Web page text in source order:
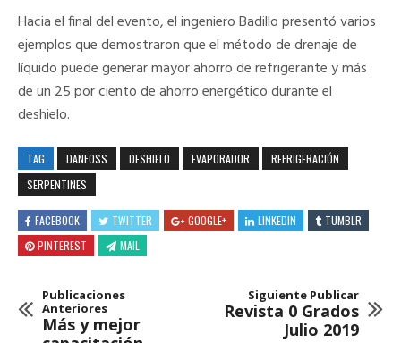
Hacia el final del evento, el ingeniero Badillo presentó varios
ejemplos que demostraron que el método de drenaje de
líquido puede generar mayor ahorro de refrigerante y más
de un 25 por ciento de ahorro energético durante el
deshielo.
TAG DANFOSS DESHIELO EVAPORADOR
REFRIGERACIÓN
SERPENTINES
FACEBOOK TWITTER GOOGLE+ LINKEDIN
TUMBLR
PINTEREST
MAIL
Publicaciones
Anteriores
Más y mejor
Siguiente Publicar
Revista 0 Grados
Julio 2019